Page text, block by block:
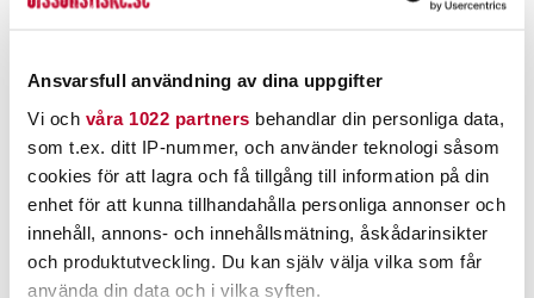
Ansvarsfull användning av dina uppgifter
Vi och våra 1022 partners behandlar din personliga data,
som t.ex. ditt IP-nummer, och använder teknologi såsom
cookies för att lagra och få tillgång till information på din
enhet för att kunna tillhandahålla personliga annonser och
innehåll, annons- och innehållsmätning, åskådarinsikter
och produktutveckling. Du kan själv välja vilka som får
använda din data och i vilka syften.
085